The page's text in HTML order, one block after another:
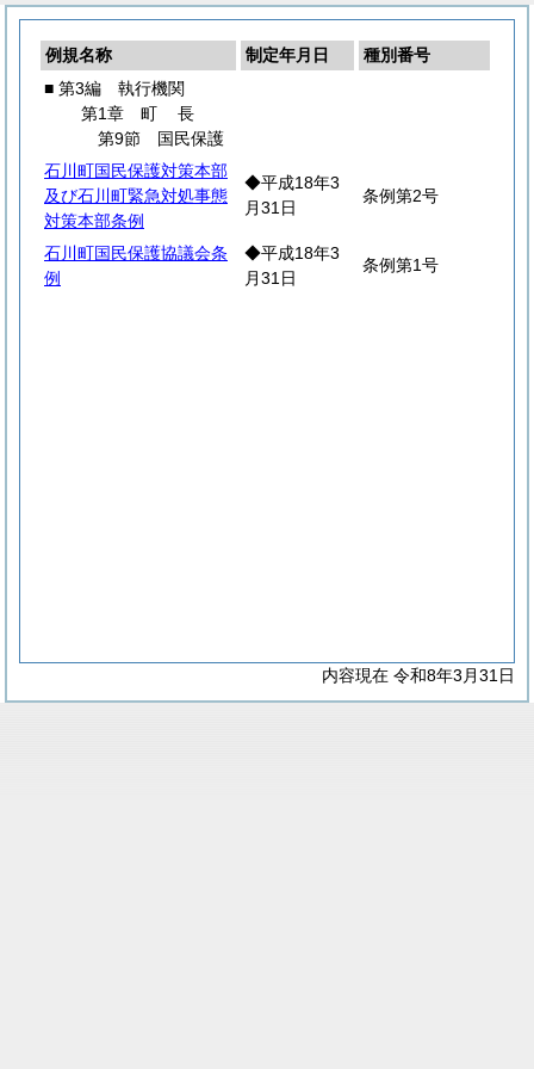
例規名称 制定年月日
種別番号
■ 第3編 執行機関
第1章 町長
第9節 国民保護
石川町国民保護対策本部
及び石川町緊急対処事態
対策本部条例
◆平成18年3
月31日
条例第2号
石川町国民保護協議会条
例
◆平成18年3
月31日
条例第1号
内容現在 令和8年3月31日